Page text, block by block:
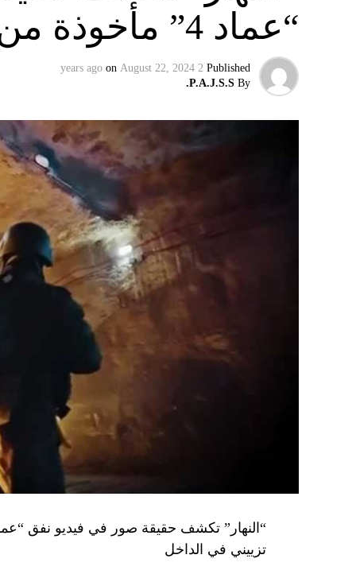
“عماد 4” مأخوذة من أوكرانيا….
Published
2 years ago
on August 22, 2024
By
P.A.J.S.S.
تزييني في الداخل